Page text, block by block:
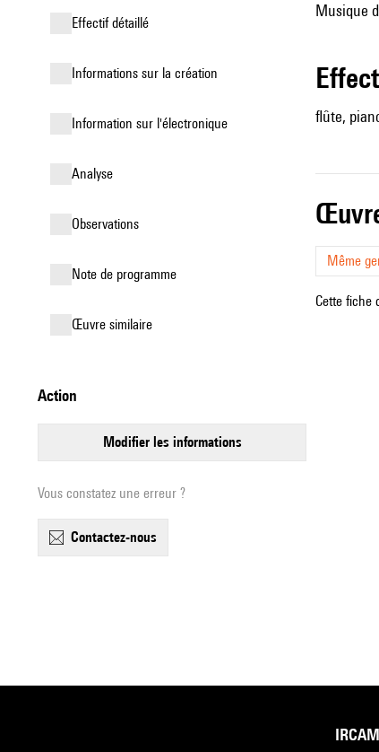
effectif détaillé
informations sur la création
Information sur l'électronique
analyse
observations
Note de programme
œuvre similaire
action
modifier les informations
Vous constatez une erreur ?
contactez-nous
Musique
flûte,
Même
Cette fiche
IRCAM